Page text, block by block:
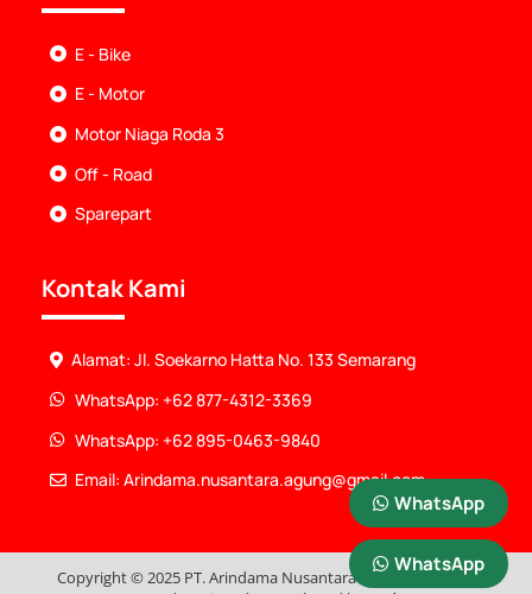
WhatsApp
WhatsApp
E - Bike
E - Motor
Motor Niaga Roda 3
Off - Road
Sparepart
Kontak Kami
Alamat: Jl. Soekarno Hatta No. 133 Semarang
WhatsApp: +62 877-4312-3369
WhatsApp: +62 895-0463-9840
Email: Arindama.nusantara.agung@gmail.com
Copyright © 2025 PT. Arindama Nusantara Agung. All Rights